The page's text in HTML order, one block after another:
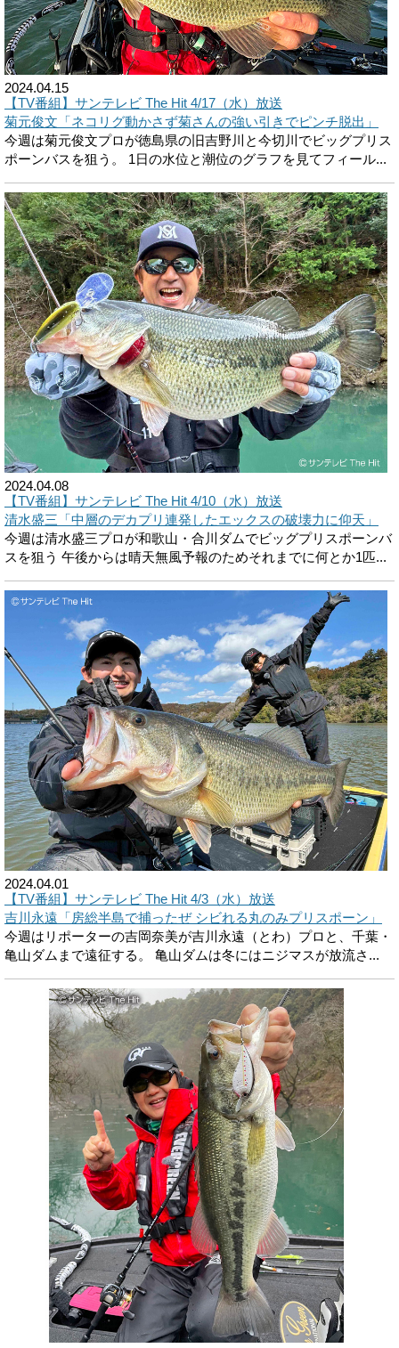
2024.04.15
【TV番組】サンテレビ The Hit 4/17（水）放送
菊元俊文「ネコリグ動かさず菊さんの強い引きでピンチ脱出」
今週は菊元俊文プロが徳島県の旧吉野川と今切川でビッグプリス
ポーンバスを狙う。 1日の水位と潮位のグラフを見てフィール...
2024.04.08
【TV番組】サンテレビ The Hit 4/10（水）放送
清水盛三「中層のデカプリ連発したエックスの破壊力に仰天」
今週は清水盛三プロが和歌山・合川ダムでビッグプリスポーンバ
スを狙う 午後からは晴天無風予報のためそれまでに何とか1匹...
2024.04.01
【TV番組】サンテレビ The Hit 4/3（水）放送
吉川永遠「房総半島で捕ったぜ シビれる丸のみプリスポーン」
今週はリポーターの吉岡奈美が吉川永遠（とわ）プロと、千葉・
亀山ダムまで遠征する。 亀山ダムは冬にはニジマスが放流さ...